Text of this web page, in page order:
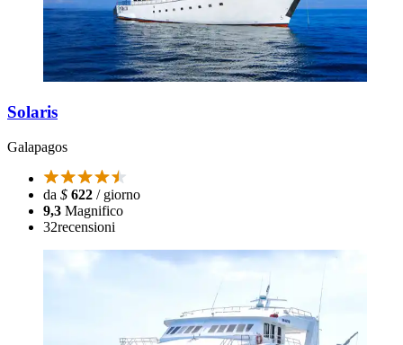
Solaris
Galapagos
da $ 622 / giorno
9,3 Magnifico
32recensioni